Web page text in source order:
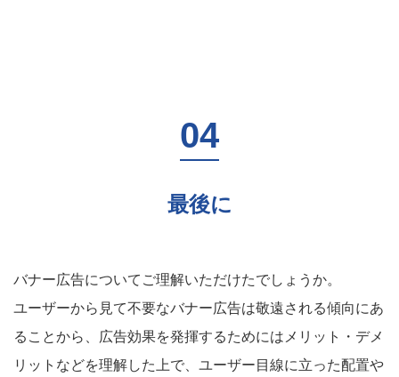
最後に
バナー広告についてご理解いただけたでしょうか。
ユーザーから見て不要なバナー広告は敬遠される傾向にあ
ることから、広告効果を発揮するためにはメリット・デメ
リットなどを理解した上で、ユーザー目線に立った配置や